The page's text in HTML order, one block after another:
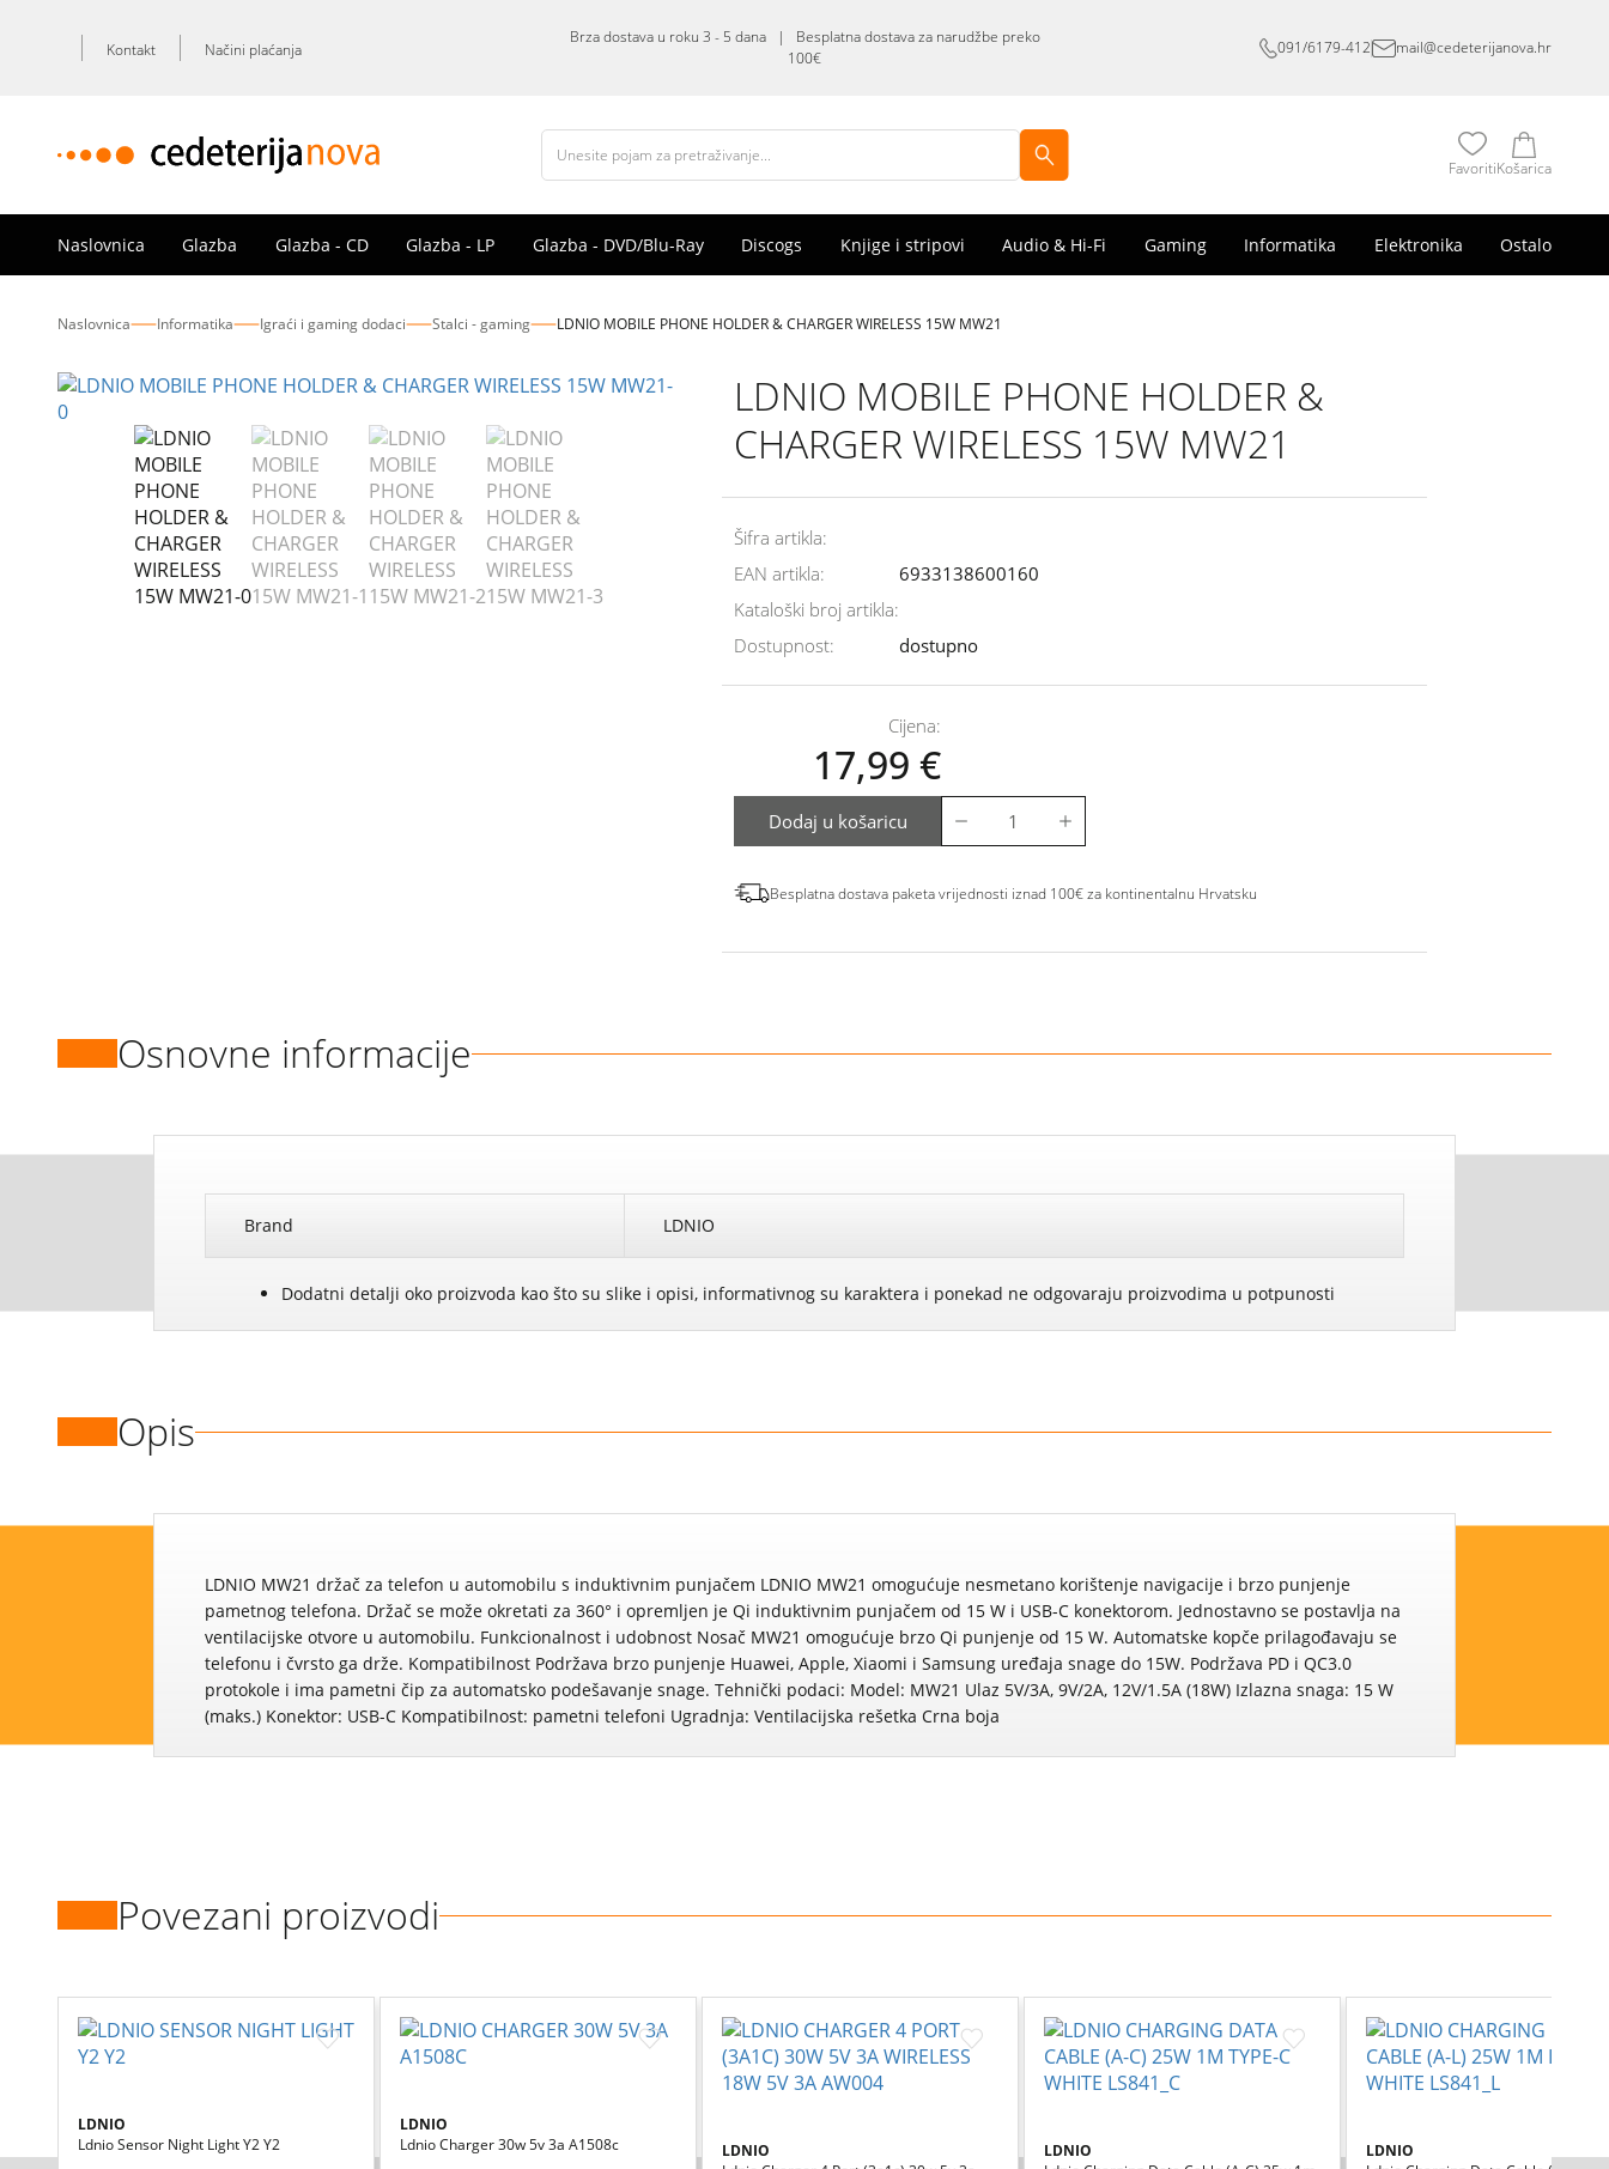
Kontakt Načini plaćanja
Brza dostava u roku 3 - 5 dana | Besplatna dostava za narudžbe preko
100€
091/6179-412 mail@cedeterijanova.hr
FavoritiKošarica
Naslovnica Glazba Glazba - CD Glazba - LP Glazba - DVD/Blu-Ray Discogs Knjige i stripovi Audio & Hi-Fi Gaming Informatika Elektronika Ostalo
Naslovnica Informatika Igraći i gaming dodaci Stalci - gaming LDNIO MOBILE PHONE HOLDER & CHARGER WIRELESS 15W MW21
LDNIO MOBILE PHONE HOLDER &
CHARGER WIRELESS 15W MW21
Šifra artikla:
EAN artikla:
Kataloški broj artikla:
Dostupnost:
6933138600160
dostupno
Cijena:
17,99 €
Dodaj u košaricu
Besplatna dostava paketa vrijednosti iznad 100€ za kontinentalnu Hrvatsku
Osnovne informacije
Brand LDNIO
Dodatni detalji oko proizvoda kao što su slike i opisi, informativnog su karaktera i ponekad ne odgovaraju proizvodima u potpunosti
Opis
LDNIO MW21 držač za telefon u automobilu s induktivnim punjačem LDNIO MW21 omogućuje nesmetano korištenje navigacije i brzo punjenje
pametnog telefona. Držač se može okretati za 360° i opremljen je Qi induktivnim punjačem od 15 W i USB-C konektorom. Jednostavno se postavlja na
ventilacijske otvore u automobilu. Funkcionalnost i udobnost Nosač MW21 omogućuje brzo Qi punjenje od 15 W. Automatske kopče prilagođavaju se
telefonu i čvrsto ga drže. Kompatibilnost Podržava brzo punjenje Huawei, Apple, Xiaomi i Samsung uređaja snage do 15W. Podržava PD i QC3.0
protokole i ima pametni čip za automatsko podešavanje snage. Tehnički podaci: Model: MW21 Ulaz 5V/3A, 9V/2A, 12V/1.5A (18W) Izlazna snaga: 15 W
(maks.) Konektor: USB-C Kompatibilnost: pametni telefoni Ugradnja: Ventilacijska rešetka Crna boja
Povezani proizvodi
LDNIO
Ldnio Sensor Night Light Y2 Y2
LDNIO
Ldnio Charger 30w 5v 3a A1508c
LDNIO
LDNIO
LDNIO